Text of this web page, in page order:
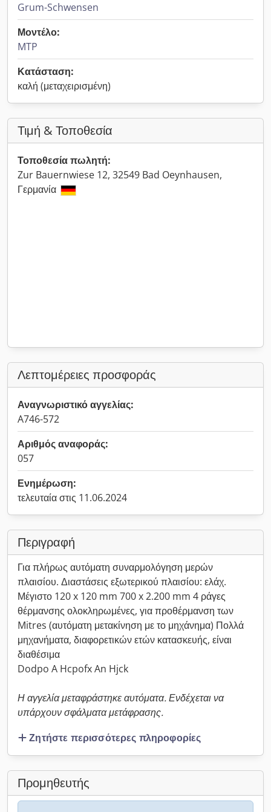
Grum-Schwensen
Μοντέλο:
MTP
Κατάσταση:
καλή (μεταχειρισμένη)
Τιμή & Τοποθεσία
Τοποθεσία πωλητή:
Zur Bauernwiese 12, 32549 Bad Oeynhausen,
Γερμανία
Λεπτομέρειες προσφοράς
Αναγνωριστικό αγγελίας:
A746-572
Αριθμός αναφοράς:
057
Ενημέρωση:
τελευταία στις 11.06.2024
Περιγραφή
Για πλήρως αυτόματη συναρμολόγηση μερών
πλαισίου. Διαστάσεις εξωτερικού πλαισίου: ελάχ.
Μέγιστο 120 x 120 mm 700 x 2.200 mm 4 ράγες
θέρμανσης ολοκληρωμένες, για προθέρμανση των
Mitres (αυτόματη μετακίνηση με το μηχάνημα) Πολλά
μηχανήματα, διαφορετικών ετών κατασκευής, είναι
διαθέσιμα
Dodpo A Hcpofx An Hjck
Η αγγελία μεταφράστηκε αυτόματα. Ενδέχεται να
υπάρχουν σφάλματα μετάφρασης.
Ζητήστε περισσότερες πληροφορίες
Προμηθευτής